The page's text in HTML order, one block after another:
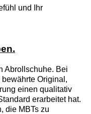
und Ihr
Abrollschuhe. Bei
Original,
einen qualitativ
erarbeitet hat.
die MBTs zu